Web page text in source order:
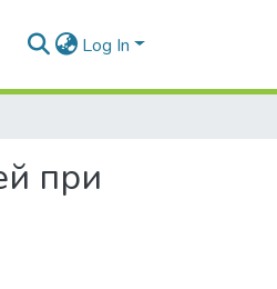
Log In
при